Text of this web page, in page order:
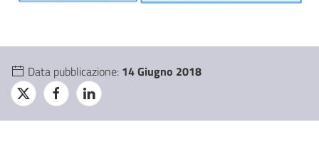
Data pubblicazione: 14 Giugno 2018